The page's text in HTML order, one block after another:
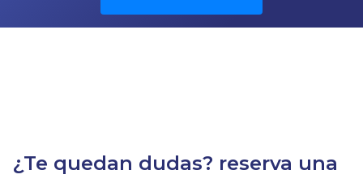
¿Te quedan dudas? reserva una